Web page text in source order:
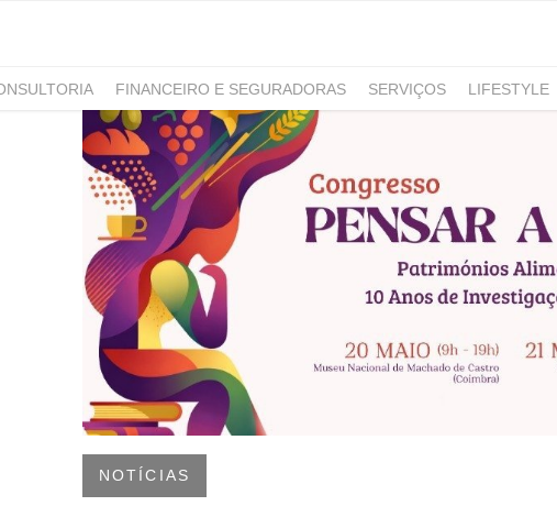
FINANCEIRO E SEGURADORAS SERVIÇOS LIFESTYLE
ARQUITETURA GAMING NOTÍCIAS
NOTÍCIAS